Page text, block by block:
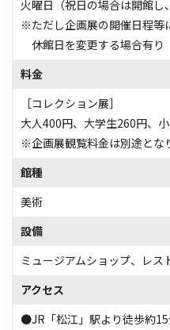
火曜日（祝日の場合は開館
※ただし企画展の開催日程等
休館日を変更する場合有り
料金
［コレクション展］
大人400円、大学生260円、
※企画展観覧料金は別途とな
館種
美術
設備
ミュージアムショップ、 レス
アクセス
●JR「松江」駅より徒歩約